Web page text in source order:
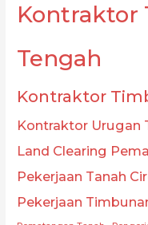
Kontraktor
Tengah
Kontraktor
Kontraktor Urugan
Land Clearing
Pekerjaan Tanah
Pekerjaan